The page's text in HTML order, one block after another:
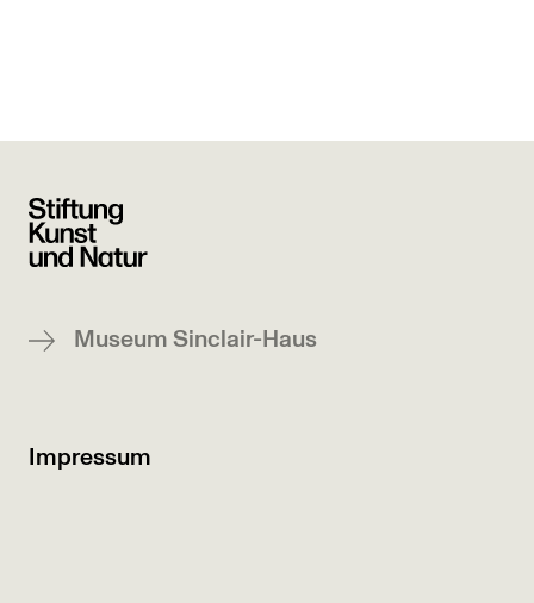
Museum Sinclair-Haus
Impressum